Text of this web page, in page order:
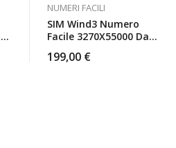
NUMERI FACILI
SIM Wind3 Numero
Facile 3270X55000 Da
199,00 €